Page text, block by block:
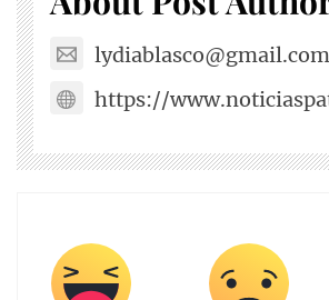
lydiablasco@gmail.com
https://